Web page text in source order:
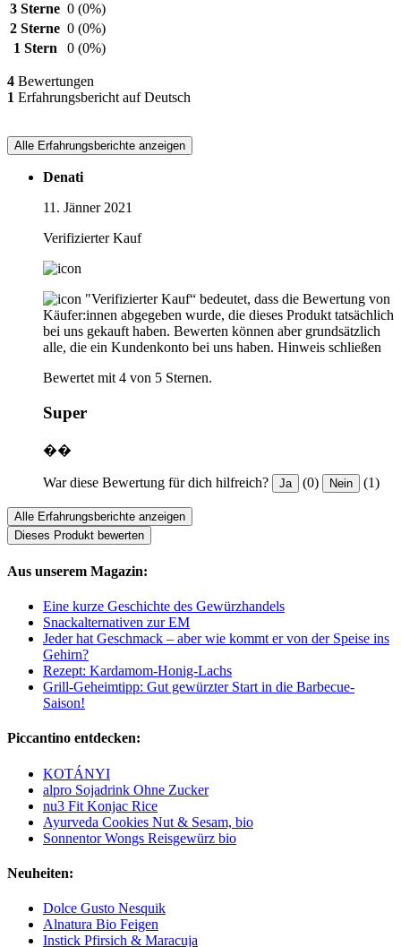
3 Sterne 0 (0%)
2 Sterne 0 (0%)
1 Stern
0 (0%)
4 Bewertungen
1 Erfahrungsbericht auf Deutsch
Alle Erfahrungsberichte anzeigen
Denati
11. Jänner 2021
Verifizierter Kauf
"Verifizierter Kauf“ bedeutet, dass die Bewertung von
Käufer:innen abgegeben wurde, die dieses Produkt tatsächlich
bei uns gekauft haben. Bewerten können aber grundsätzlich
alle, die ein Kundenkonto bei uns haben. Hinweis schließen
Bewertet mit 4 von 5 Sternen.
Super
��
War diese Bewertung für dich hilfreich? Ja (0) Nein (1)
Alle Erfahrungsberichte anzeigen
Dieses Produkt bewerten
Aus unserem Magazin:
Eine kurze Geschichte des Gewürzhandels
Snackalternativen zur EM
Jeder hat Geschmack – aber wie kommt er von der Speise ins
Gehirn?
Rezept: Kardamom-Honig-Lachs
Grill-Geheimtipp: Gut gewürzter Start in die Barbecue-
Saison!
Piccantino entdecken:
KOTÁNYI
alpro Sojadrink Ohne Zucker
nu3 Fit Konjac Rice
Ayurveda Cookies Nut & Sesam, bio
Sonnentor Wongs Reisgewürz bio
Neuheiten:
Dolce Gusto Nesquik
Alnatura Bio Feigen
Instick Pfirsich & Maracuja